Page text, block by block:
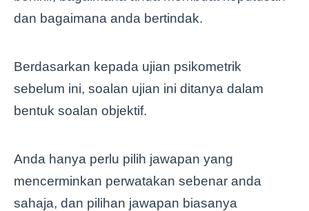
dan bagaimana anda bertindak.
Berdasarkan kepada ujian psikometrik
sebelum ini, soalan ujian ini ditanya dalam
bentuk soalan objektif.
Anda hanya perlu pilih jawapan yang
mencerminkan perwatakan sebenar anda
sahaja, dan pilihan jawapan biasanya